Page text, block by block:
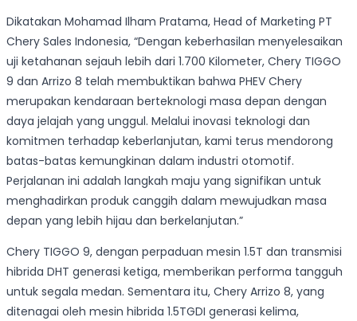
Dikatakan Mohamad Ilham Pratama, Head of Marketing PT
Chery Sales Indonesia, “Dengan keberhasilan menyelesaikan
uji ketahanan sejauh lebih dari 1.700 Kilometer, Chery TIGGO
9 dan Arrizo 8 telah membuktikan bahwa PHEV Chery
merupakan kendaraan berteknologi masa depan dengan
daya jelajah yang unggul. Melalui inovasi teknologi dan
komitmen terhadap keberlanjutan, kami terus mendorong
batas-batas kemungkinan dalam industri otomotif.
Perjalanan ini adalah langkah maju yang signifikan untuk
menghadirkan produk canggih dalam mewujudkan masa
depan yang lebih hijau dan berkelanjutan.”
Chery TIGGO 9, dengan perpaduan mesin 1.5T dan transmisi
hibrida DHT generasi ketiga, memberikan performa tangguh
untuk segala medan. Sementara itu, Chery Arrizo 8, yang
ditenagai oleh mesin hibrida 1.5TGDI generasi kelima,